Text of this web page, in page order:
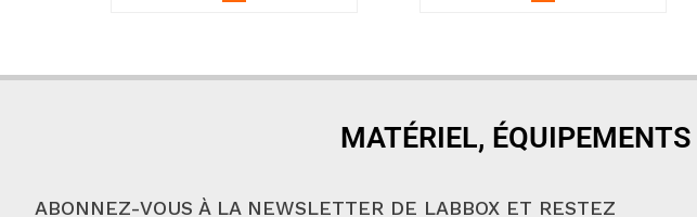
MATÉRIEL,
ABONNEZ-VOUS À LA NEWSLETTER DE LABBOX ET RESTEZ